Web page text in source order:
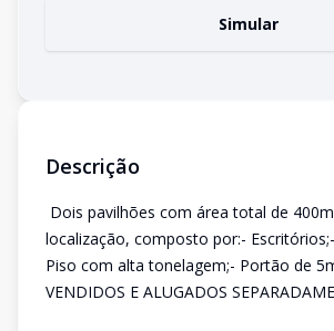
Simular
Descrição
Dois pavilhões com área total de
localização, composto por:-
Piso com alta tonelagem;- Portão de
VENDIDOS E ALUGADOS